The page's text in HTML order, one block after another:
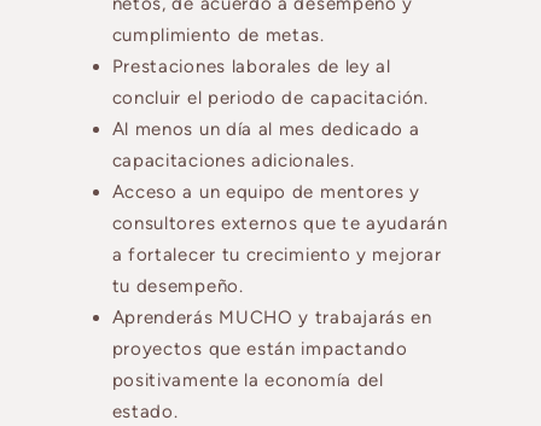
cumplimiento de metas.
Prestaciones laborales de ley al
concluir el periodo de capacitación.
Al menos un día al mes dedicado a
capacitaciones adicionales.
Acceso a un equipo de mentores y
consultores externos que te ayudarán
a fortalecer tu crecimiento y mejorar
tu desempeño.
Aprenderás MUCHO y trabajarás en
proyectos que están impactando
positivamente la economía del
estado.